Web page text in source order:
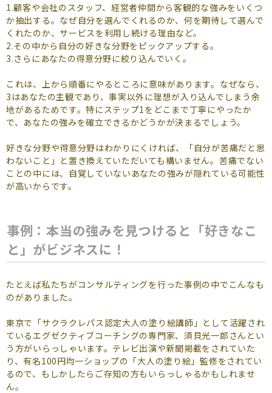
1.顧客や会社のスタッフ、経営者仲間から客観的な強みをいくつ
か抽出する。なぜ自分を選んでくれるのか、何を期待して選んで
くれたのか、サービスを利用し続ける理由など。
2.その中から自分の好きな分野をピックアップする。
3.さらにあなたの得意分野に絞り込んでいく。
これは、上から順番にやるところに意味があります。なぜなら、
3はあなたの主観であり、事実以外に理想が入り込んでしまう余
地があるためです。特にステップ1をどこまで丁寧にやったか
で、あなたの強みを確立できるかどうかが決まるでしょう。
好きな分野や得意分野はわかりにくければ、「自分が苦痛だと思
わないこと」と置き換えていただいても構いません。苦痛でない
ことの中には、自覚していないあなたの強みが隠れている可能性
が高いからです。
事例：本当の強みを見つけると「好きなこ
と」がビジネスに！
たとえば私たちがコンサルティングを行った事例の中でこんなも
のがありました。
東京で「サクラクレパス認定大人の塗り絵講師」として活躍され
ているエグゼクティブコーチングの専門家、須貝光一郎さんとい
う方がいらっしゃいます。テレビ出演や新聞掲載をされていた
り、有名100円均一ショップの「大人の塗り絵」監修をされてい
るので、もしかしたらご存知の方もいらっしゃるかもしれませ
ん。